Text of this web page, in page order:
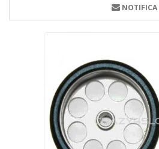
NOTIFICA